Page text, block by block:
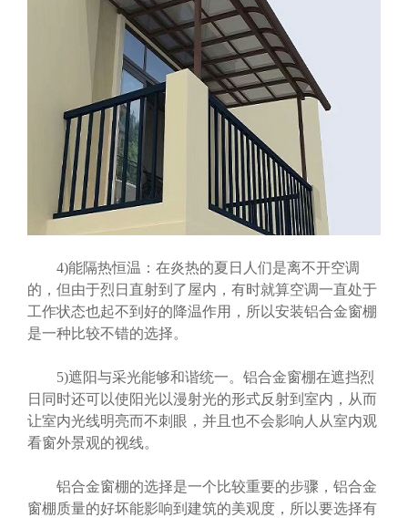
4)能隔热恒温：在炎热的夏日人们是离不开空调
的，但由于烈日直射到了屋内，有时就算空调一直处于
工作状态也起不到好的降温作用，所以安装铝合金窗棚
是一种比较不错的选择。
5)遮阳与采光能够和谐统一。铝合金窗棚在遮挡烈
日同时还可以使阳光以漫射光的形式反射到室内，从而
让室内光线明亮而不刺眼，并且也不会影响人从室内观
看窗外景观的视线。
铝合金窗棚的选择是一个比较重要的步骤，铝合金
窗棚质量的好坏能影响到建筑的美观度，所以要选择有